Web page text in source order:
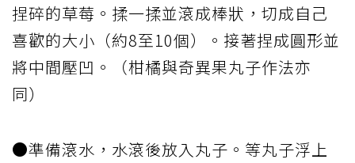
捏碎的草莓。揉一揉並滾成棒狀，切成自己
喜歡的大小（約8至10個）。接著捏成圓形並
將中間壓凹。（柑橘與奇異果丸子作法亦
同）
●準備滾水，水滾後放入丸子。等丸子浮上